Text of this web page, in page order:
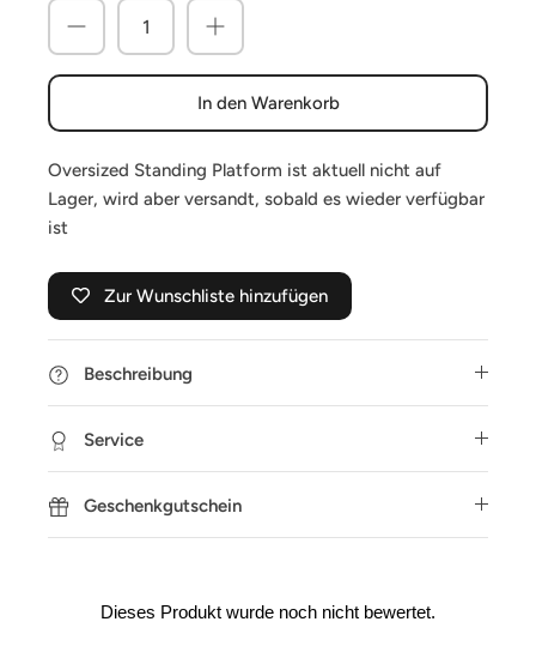
In den Warenkorb
Oversized Standing Platform ist aktuell nicht auf
Lager, wird aber versandt, sobald es wieder verfügbar
ist
Zur Wunschliste hinzufügen
Beschreibung
Service
Geschenkgutschein